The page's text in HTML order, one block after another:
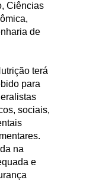
Ciências
de
terá
para
sociais,
na
e